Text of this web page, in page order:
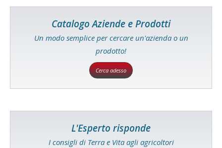
Catalogo Aziende e Prodotti
Un modo semplice per cercare un'azienda o un
prodotto!
Cerca adesso
L'Esperto risponde
I consigli di Terra e Vita agli agricoltori